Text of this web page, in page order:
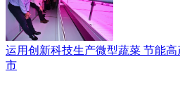
运用创新科技生产微型蔬菜 节能
市